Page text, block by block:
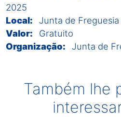
2025
Local:
Junta de
Valor:
Gratuito
Organização:
Junta de
Também lhe